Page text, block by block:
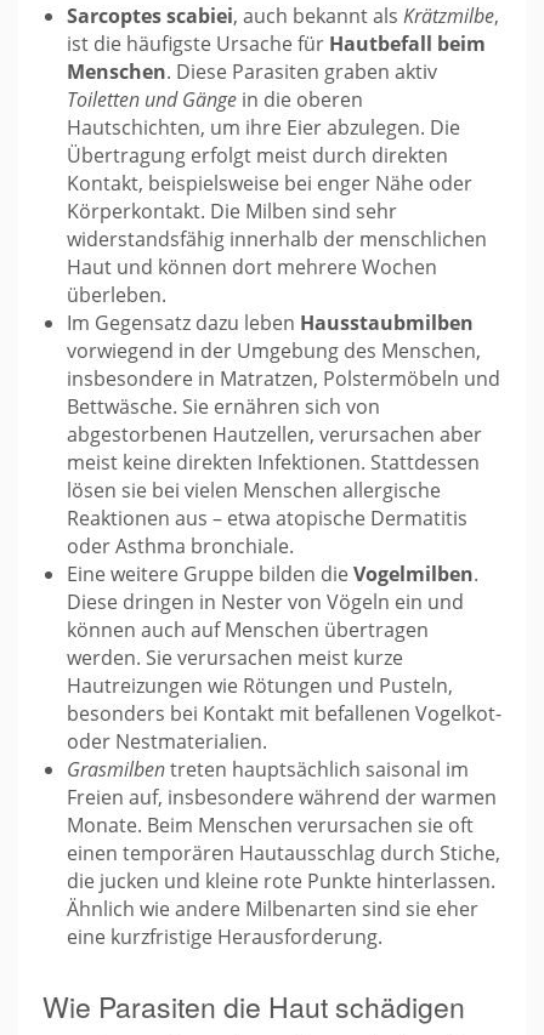
Sarcoptes scabiei, auch bekannt als Krätzmilbe,
ist die häufigste Ursache für Hautbefall beim
Menschen. Diese Parasiten graben aktiv
Toiletten und Gänge in die oberen
Hautschichten, um ihre Eier abzulegen. Die
Übertragung erfolgt meist durch direkten
Kontakt, beispielsweise bei enger Nähe oder
Körperkontakt. Die Milben sind sehr
widerstandsfähig innerhalb der menschlichen
Haut und können dort mehrere Wochen
überleben.
Im Gegensatz dazu leben Hausstaubmilben
vorwiegend in der Umgebung des Menschen,
insbesondere in Matratzen, Polstermöbeln und
Bettwäsche. Sie ernähren sich von
abgestorbenen Hautzellen, verursachen aber
meist keine direkten Infektionen. Stattdessen
lösen sie bei vielen Menschen allergische
Reaktionen aus – etwa atopische Dermatitis
oder Asthma bronchiale.
Eine weitere Gruppe bilden dieVogelmilben.
Diese dringen in Nester von Vögeln ein und
können auch auf Menschen übertragen
werden. Sie verursachen meist kurze
Hautreizungen wie Rötungen und Pusteln,
besonders bei Kontakt mit befallenen Vogelkot-
oder Nestmaterialien.
Grasmilbentreten hauptsächlich saisonal im
Freien auf, insbesondere während der warmen
Monate. Beim Menschen verursachen sie oft
einen temporären Hautausschlag durch Stiche,
die jucken und kleine rote Punkte hinterlassen.
Ähnlich wie andere Milbenarten sind sie eher
eine kurzfristige Herausforderung.
Wie Parasiten die Haut schädigen